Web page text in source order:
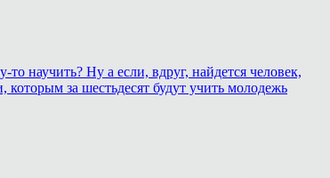
научить? Ну а если, вдруг, найдется человек,
которым за шестьдесят будут учить молодежь